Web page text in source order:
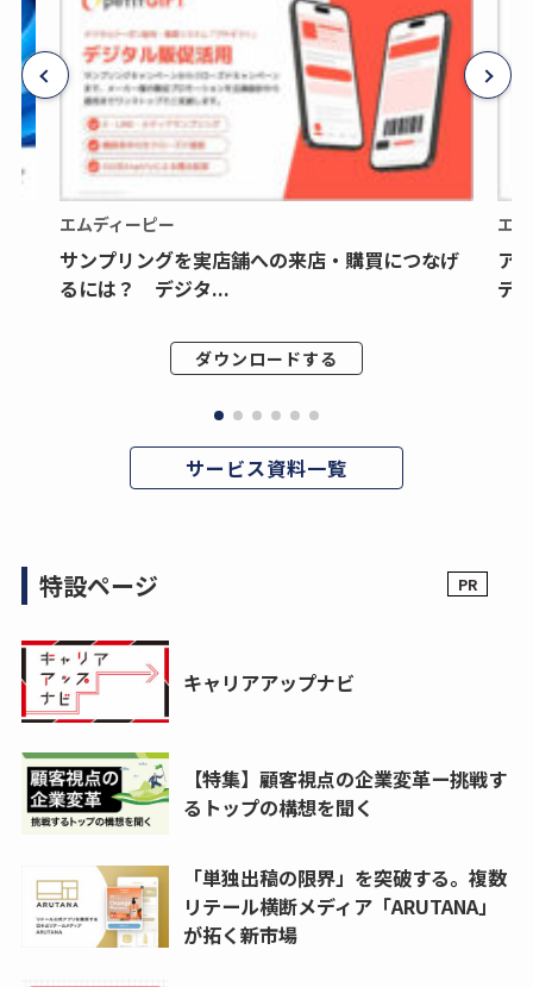
エムディーピー
サンプリングを実店舗への来店・購買につなげ
るには？ デジタ...
ダウンロードする
エ
ア
デ
サービス資料一覧
特設ページ
キャリアアップナビ
【特集】顧客視点の企業変革ー挑戦す
るトップの構想を聞く
「単独出稿の限界」を突破する。複数
リテール横断メディア「ARUTANA」
が拓く新市場